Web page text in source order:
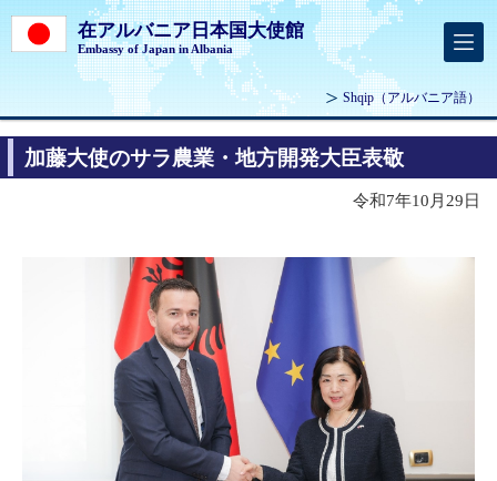
在アルバニア日本国大使館
Embassy of Japan in Albania
Shqip（アルバニア語）
加藤大使のサラ農業・地方開発大臣表敬
令和7年10月29日